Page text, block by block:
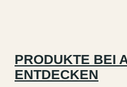
PRODUKTE BEI
ENTDECKEN